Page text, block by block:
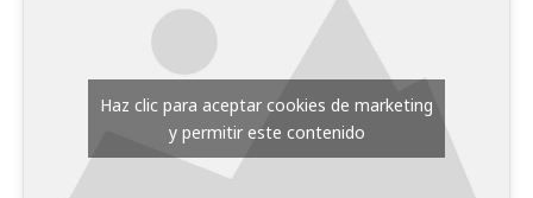
Haz clic para aceptar cookies de marketing
y permitir este contenido